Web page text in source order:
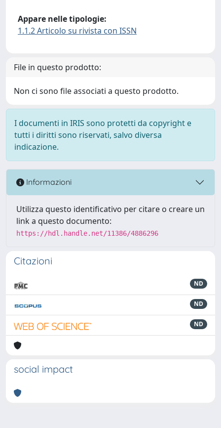
Appare nelle tipologie:
1.1.2 Articolo su rivista con ISSN
File in questo prodotto:
Non ci sono file associati a questo prodotto.
I documenti in IRIS sono protetti da copyright e
tutti i diritti sono riservati, salvo diversa
indicazione.
Informazioni
Utilizza questo identificativo per citare o creare un
link a questo documento:
https://hdl.handle.net/11386/4886296
Citazioni
ND
ND
ND
social impact